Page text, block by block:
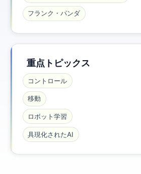
フランク・パンダ
重点トピックス
コントロール
移動
ロボット学習
具現化されたAI